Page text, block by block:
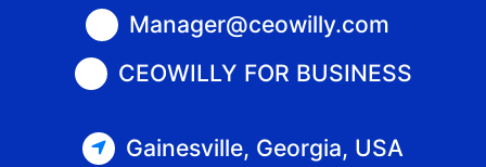
contenido
Manager@ceowilly.com
CEOWILLY FOR BUSINESS
Gainesville, Georgia, USA